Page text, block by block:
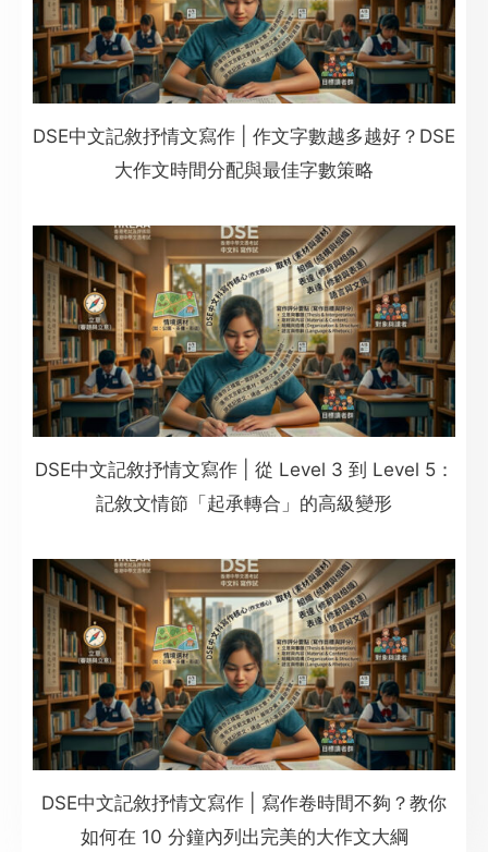
DSE中文記敘抒情文寫作 | 作文字數越多越好？DSE
大作文時間分配與最佳字數策略
DSE中文記敘抒情文寫作 | 從 Level 3 到 Level 5：
記敘文情節「起承轉合」的高級變形
DSE中文記敘抒情文寫作 | 寫作卷時間不夠？教你
如何在 10 分鐘內列出完美的大作文大綱